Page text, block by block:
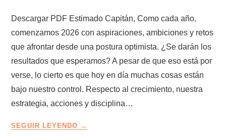
Descargar PDF Estimado Capitán, Como cada año,
comenzamos 2026 con aspiraciones, ambiciones y retos
que afrontar desde una postura optimista. ¿Se darán los
resultados que esperamos? A pesar de que eso está por
verse, lo cierto es que hoy en día muchas cosas están
bajo nuestro control. Respecto al crecimiento, nuestra
estrategia, acciones y disciplina…
SEGUIR LEYENDO